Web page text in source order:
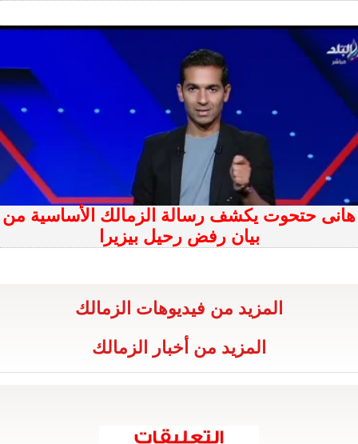
هانى حتحوت يكشف رسالة الزمالك الأساسية من
بيان رفض رحيل بيزيرا
المزيد من فيديوهات الزمالك
المزيد من أخبار الزمالك